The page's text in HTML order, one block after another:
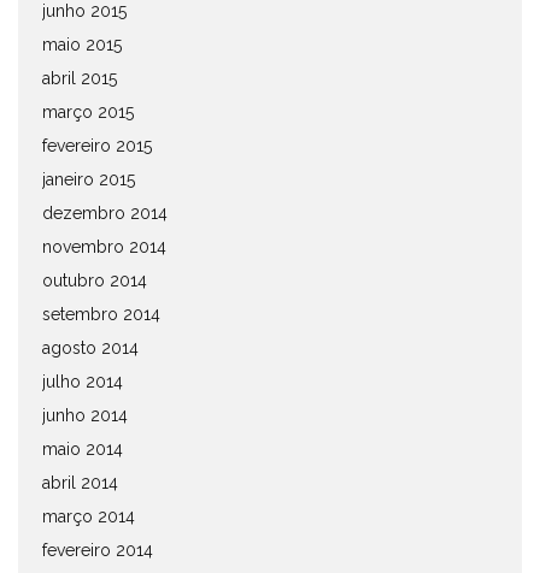
junho 2015
maio 2015
abril 2015
março 2015
fevereiro 2015
janeiro 2015
dezembro 2014
novembro 2014
outubro 2014
setembro 2014
agosto 2014
julho 2014
junho 2014
maio 2014
abril 2014
março 2014
fevereiro 2014